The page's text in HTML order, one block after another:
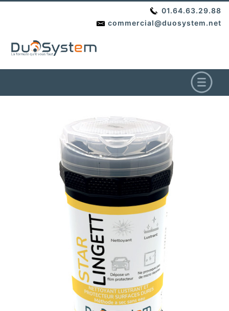
01.64.63.29.88
commercial@duosystem.net